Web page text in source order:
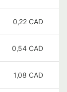
0,22 CAD
0,54 CAD
1,08 CAD